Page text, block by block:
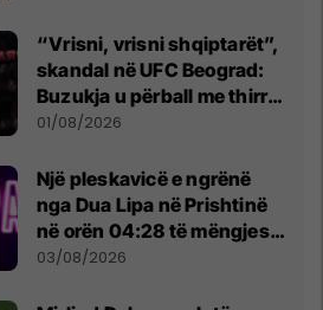
“Vrisni, vrisni shqiptarët”,
skandal në UFC Beograd:
Buzukja u përball me thirrje
anti-shqiptare nga
01/08/2026
Një pleskavicë e ngrënë
nga Dua Lipa në Prishtinë
në orën 04:28 të mëngjesit
- dhe bota digjitale serbe
03/08/2026